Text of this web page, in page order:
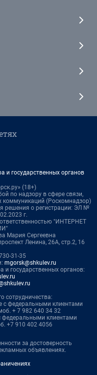
и государственных органов
(18+)
по надзору в сфере связи,
коммуникаций (Роскомнадзор)
решения о регистрации: ЭЛ №
г.
"ИНТЕРНЕТ
Мария Сергеевна
Ленина, 26А, стр.2, 16
31-35
mgorsk@shkulev.ru
и государственных органов:
сотрудничества:
федеральными клиентами
+ 7 982 640 34 32
федеральными клиентами
+7 910 402 4056
за достоверность
объявлениях.